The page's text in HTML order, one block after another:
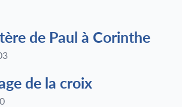
de Paul à Corinthe
de la croix